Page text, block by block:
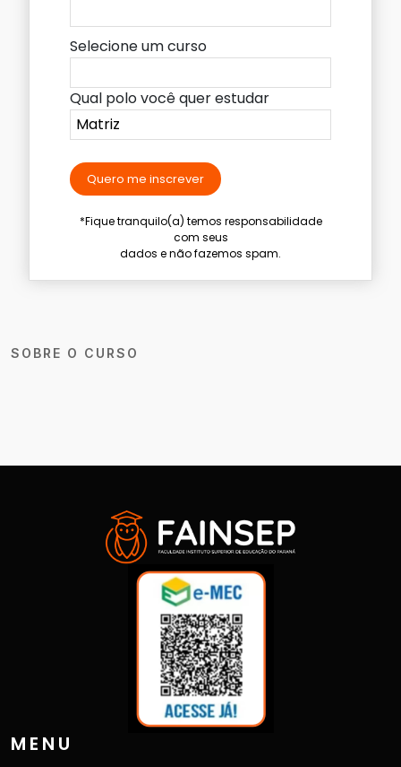
SOBRE O CURSO
Selecione um curso
Qual polo você quer estudar
Quero me inscrever
*Fique tranquilo(a) temos responsabilidade
com seus
dados e não fazemos spam.
MENU